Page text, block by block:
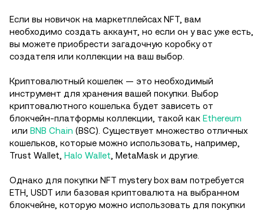
Если вы новичок на маркетплейсах NFT, вам
необходимо создать аккаунт, но если он у вас уже есть,
вы можете приобрести загадочную коробку от
создателя или коллекции на ваш выбор.
Криптовалютный кошелек — это необходимый
инструмент для хранения вашей покупки. Выбор
криптовалютного кошелька будет зависеть от
блокчейн-платформы коллекции, такой как Ethereum
или BNB Chain (BSC). Существует множество отличных
кошельков, которые можно использовать, например,
Trust Wallet, Halo Wallet , MetaMask и другие.
Однако для покупки NFT mystery box вам потребуется
ETH, USDT или базовая криптовалюта на выбранном
блокчейне, которую можно использовать для покупки